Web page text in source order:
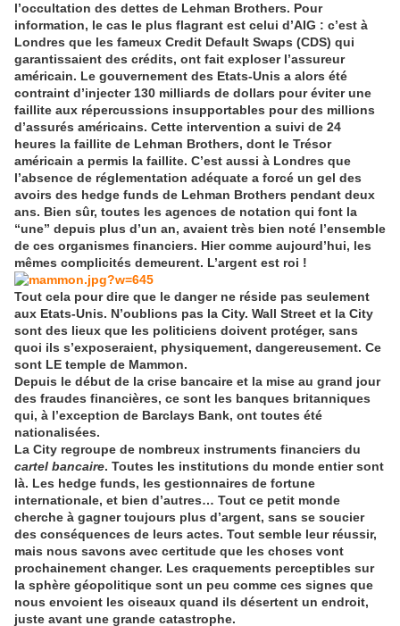
l’occultation des dettes de Lehman Brothers. Pour
information, le cas le plus flagrant est celui d’AIG : c’est à
Londres que les fameux Credit Default Swaps (CDS) qui
garantissaient des crédits, ont fait exploser l’assureur
américain. Le gouvernement des Etats-Unis a alors été
contraint d’injecter 130 milliards de dollars pour éviter une
faillite aux répercussions insupportables pour des millions
d’assurés américains. Cette intervention a suivi de 24
heures la faillite de Lehman Brothers, dont le Trésor
américain a permis la faillite. C’est aussi à Londres que
l’absence de réglementation adéquate a forcé un gel des
avoirs des hedge funds de Lehman Brothers pendant deux
ans. Bien sûr, toutes les agences de notation qui font la
“une” depuis plus d’un an, avaient très bien noté l’ensemble
de ces organismes financiers. Hier comme aujourd’hui, les
mêmes complicités demeurent. L’argent est roi !
Tout cela pour dire que le danger ne réside pas seulement
aux Etats-Unis. N’oublions pas la City. Wall Street et la City
sont des lieux que les politiciens doivent protéger, sans
quoi ils s’exposeraient, physiquement, dangereusement. Ce
sont LE temple de Mammon.
Depuis le début de la crise bancaire et la mise au grand jour
des fraudes financières, ce sont les banques britanniques
qui, à l’exception de Barclays Bank, ont toutes été
nationalisées.
La City regroupe de nombreux instruments financiers du
cartel bancaire. Toutes les institutions du monde entier sont
là. Les hedge funds, les gestionnaires de fortune
internationale, et bien d’autres… Tout ce petit monde
cherche à gagner toujours plus d’argent, sans se soucier
des conséquences de leurs actes. Tout semble leur réussir,
mais nous savons avec certitude que les choses vont
prochainement changer. Les craquements perceptibles sur
la sphère géopolitique sont un peu comme ces signes que
nous envoient les oiseaux quand ils désertent un endroit,
juste avant une grande catastrophe.